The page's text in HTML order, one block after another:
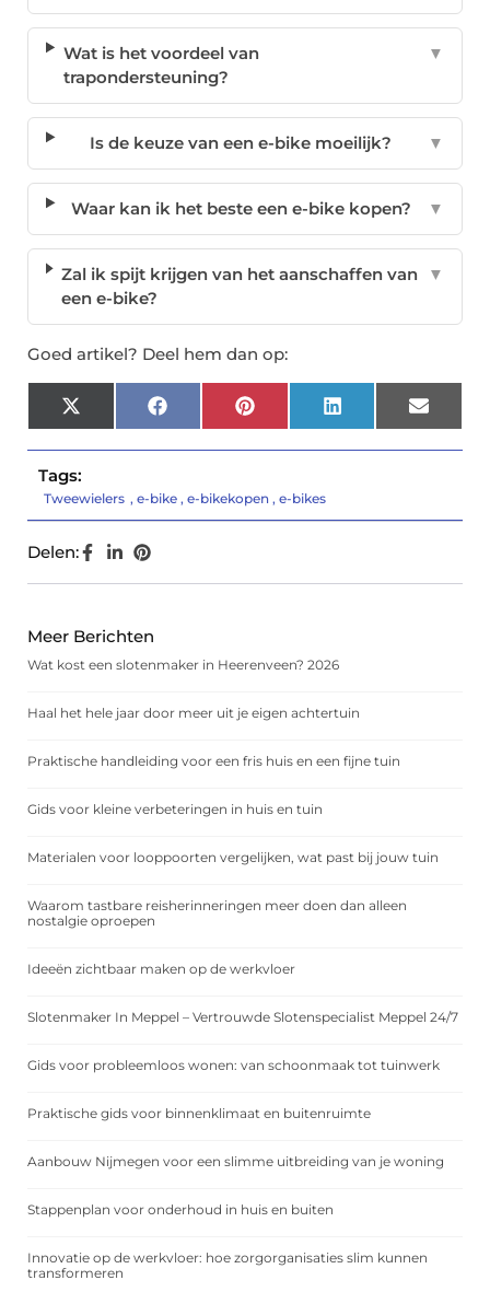
Wat is het voordeel van
trapondersteuning?
▼
Is de keuze van een e-bike moeilijk? ▼
Waar kan ik het beste een e-bike kopen? ▼
Zal ik spijt krijgen van het aanschaffen van
een e-bike?
▼
Goed artikel? Deel hem dan op:
X
(Twitter)
FacebookPinterest LinkedIn Email
Tags:
Tweewielers , e-bike , e-bikekopen , e-bikes
Delen:
Meer Berichten
Wat kost een slotenmaker in Heerenveen? 2026
Haal het hele jaar door meer uit je eigen achtertuin
Praktische handleiding voor een fris huis en een fijne tuin
Gids voor kleine verbeteringen in huis en tuin
Materialen voor looppoorten vergelijken, wat past bij jouw tuin
Waarom tastbare reisherinneringen meer doen dan alleen
nostalgie oproepen
Ideeën zichtbaar maken op de werkvloer
Slotenmaker In Meppel – Vertrouwde Slotenspecialist Meppel 24/7
Gids voor probleemloos wonen: van schoonmaak tot tuinwerk
Praktische gids voor binnenklimaat en buitenruimte
Aanbouw Nijmegen voor een slimme uitbreiding van je woning
Stappenplan voor onderhoud in huis en buiten
Innovatie op de werkvloer: hoe zorgorganisaties slim kunnen
transformeren